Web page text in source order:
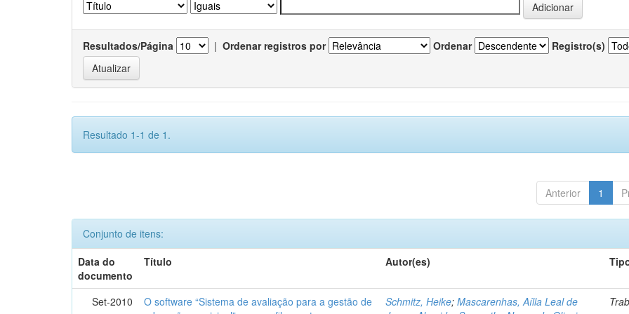
Resultados/Página | Ordenar registros por Ordenar Registro(s)
Resultado 1-1 de 1.
Anterior 1
Conjunto de itens:
Data do
documento
Título Autor(es)
Set-2010
O software “Sistema de avaliação para a gestão de
Schmitz, Heike;Mascarenhas, Aílla Leal de